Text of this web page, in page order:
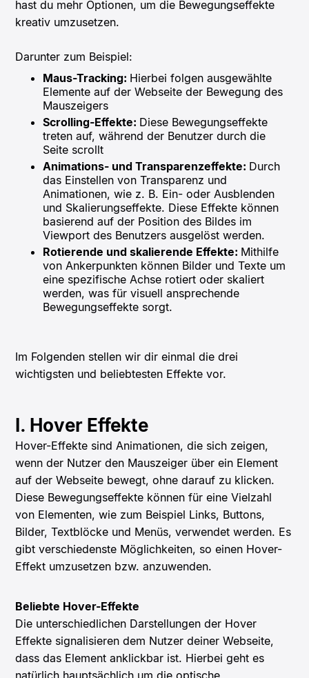
hast du mehr Optionen, um die Bewegungseffekte
kreativ umzusetzen.
Darunter zum Beispiel:
Maus-Tracking: Hierbei folgen ausgewählte
Elemente auf der Webseite der Bewegung des
Mauszeigers
Scrolling-Effekte: Diese Bewegungseffekte
treten auf, während der Benutzer durch die
Seite scrollt
Animations- und Transparenzeffekte: Durch
das Einstellen von Transparenz und
Animationen, wie z. B. Ein- oder Ausblenden
und Skalierungseffekte. Diese Effekte können
basierend auf der Position des Bildes im
Viewport des Benutzers ausgelöst werden.
Rotierende und skalierende Effekte: Mithilfe
von Ankerpunkten können Bilder und Texte um
eine spezifische Achse rotiert oder skaliert
werden, was für visuell ansprechende
Bewegungseffekte sorgt.
Im Folgenden stellen wir dir einmal die drei
wichtigsten und beliebtesten Effekte vor.
I. Hover Effekte
Hover-Effekte sind Animationen, die sich zeigen,
wenn der Nutzer den Mauszeiger über ein Element
auf der Webseite bewegt, ohne darauf zu klicken.
Diese Bewegungseffekte können für eine Vielzahl
von Elementen, wie zum Beispiel Links, Buttons,
Bilder, Textblöcke und Menüs, verwendet werden. Es
gibt verschiedenste Möglichkeiten, so einen Hover-
Effekt umzusetzen bzw. anzuwenden.
Beliebte Hover-Effekte
Die unterschiedlichen Darstellungen der Hover
Effekte signalisieren dem Nutzer deiner Webseite,
dass das Element anklickbar ist. Hierbei geht es
natürlich hauptsächlich um die optische